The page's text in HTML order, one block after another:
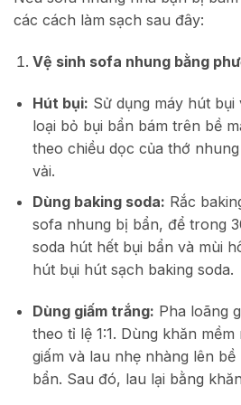
các cách làm sạch sau đây:
Vệ sinh sofa nhung bằng
Hút bụi: Sử dụng máy hút
loại bỏ bụi bẩn bám trên bề
theo chiều dọc của thớ
vải.
Dùng baking soda: Rắc
sofa nhung bị bẩn, để trong
soda hút hết bụi bẩn và mùi
hút bụi hút sạch baking soda.
Dùng giấm trắng: Pha loãng
theo tỉ lệ 1:1. Dùng khăn
giấm và lau nhẹ nhàng lên
bẩn. Sau đó, lau lại bằng